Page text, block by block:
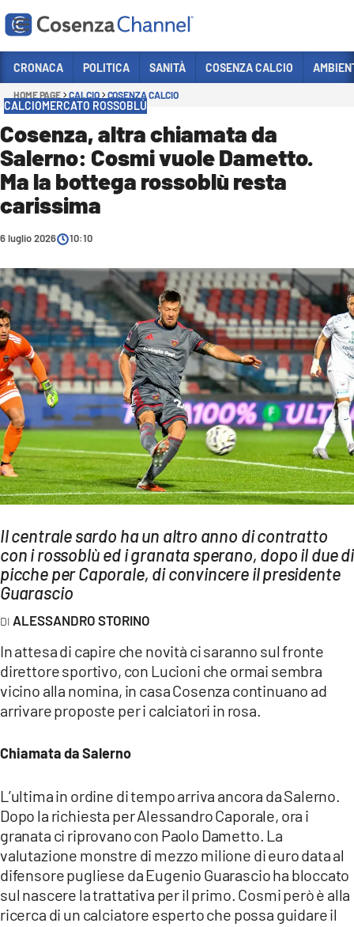
Sezioni
POLITICA
COSENZA CALCIO
ECONOMIA E LAVORO
ITALIA MONDO
SANITÀ
SPORT
CULTURA
AMBIENTE
Streaming
LAC TV
LAC NETWORK
LAC ONAIR
Network
LACPLAY.IT
LACTV.IT
LACONAIR.IT
LACITYMAG.IT
ILREGGINO.IT
COSENZACHANNEL.IT
LACAPITALENEWS.IT
App
APPLE
CRONACA POLITICA SANITÀ COSENZA CALCIO
HOME PAGE CALCIO COSENZA CALCIO
CALCIOMERCATO ROSSOBLÙ
Cosenza, altra chiamata da
Salerno: Cosmi vuole Dametto.
Ma la bottega rossoblù resta
carissima
6 luglio 2026 10:10
Il centrale sardo ha un altro anno di contratto
con i rossoblù ed i granata sperano, dopo il due di
picche per Caporale, di convincere il presidente
Guarascio
ALESSANDRO STORINO
In attesa di capire che novità ci saranno sul fronte
direttore sportivo, con Lucioni che ormai sembra
vicino alla nomina, in casa Cosenza continuano ad
arrivare proposte per i calciatori in rosa.
Chiamata da Salerno
L’ultima in ordine di tempo arriva ancora da Salerno.
Dopo la richiesta per Alessandro Caporale, ora i
granata ci riprovano con Paolo Dametto. La
valutazione monstre di mezzo milione di euro data al
difensore pugliese da Eugenio Guarascio ha bloccato
sul nascere la trattativa per il primo. Cosmi però è alla
ricerca di un calciatore esperto che possa guidare il